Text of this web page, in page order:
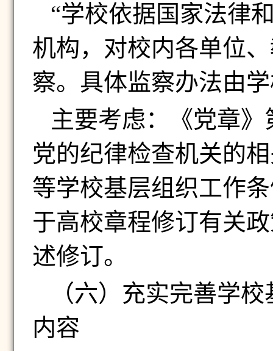
“学校依据国家法律
机构，对校内各单位
察。具体监察办法由
主要考虑：《党章
党的纪律检查机关的
等学校基层组织工作
于高校章程修订有关
述修订。
（六） 充实完善学
内容